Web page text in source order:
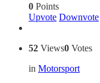
0 Points
Upvote Downvote
52 Views0 Votes
in Motorsport